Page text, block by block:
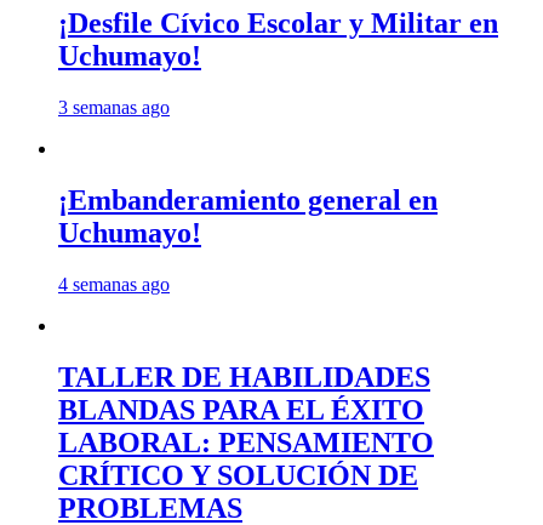
¡Desfile Cívico Escolar y Militar en
Uchumayo!
3 semanas ago
¡Embanderamiento general en
Uchumayo!
4 semanas ago
TALLER DE HABILIDADES
BLANDAS PARA EL ÉXITO
LABORAL: PENSAMIENTO
CRÍTICO Y SOLUCIÓN DE
PROBLEMAS